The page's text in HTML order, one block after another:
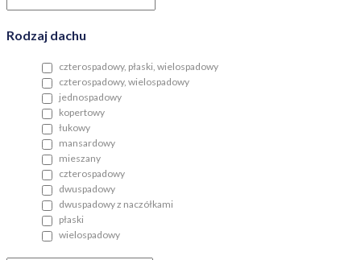
Rodzaj dachu
czterospadowy, płaski, wielospadowy
czterospadowy, wielospadowy
jednospadowy
kopertowy
łukowy
mansardowy
mieszany
czterospadowy
dwuspadowy
dwuspadowy z naczółkami
płaski
wielospadowy